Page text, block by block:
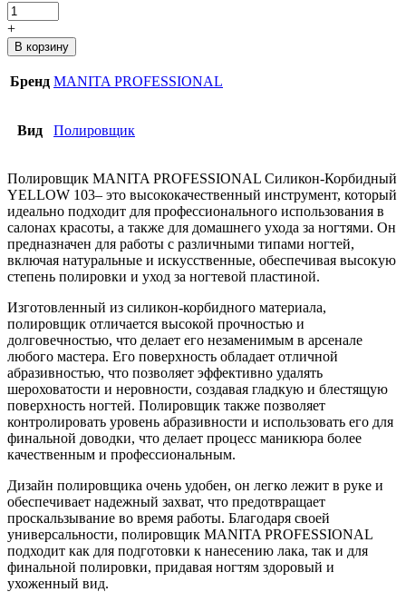
+
В корзину
Бренд MANITA PROFESSIONAL
Вид Полировщик
Полировщик MANITA PROFESSIONAL Силикон-Корбидный
YELLOW 103– это высококачественный инструмент, который
идеально подходит для профессионального использования в
салонах красоты, а также для домашнего ухода за ногтями. Он
предназначен для работы с различными типами ногтей,
включая натуральные и искусственные, обеспечивая высокую
степень полировки и уход за ногтевой пластиной.
Изготовленный из силикон-корбидного материала,
полировщик отличается высокой прочностью и
долговечностью, что делает его незаменимым в арсенале
любого мастера. Его поверхность обладает отличной
абразивностью, что позволяет эффективно удалять
шероховатости и неровности, создавая гладкую и блестящую
поверхность ногтей. Полировщик также позволяет
контролировать уровень абразивности и использовать его для
финальной доводки, что делает процесс маникюра более
качественным и профессиональным.
Дизайн полировщика очень удобен, он легко лежит в руке и
обеспечивает надежный захват, что предотвращает
проскальзывание во время работы. Благодаря своей
универсальности, полировщик MANITA PROFESSIONAL
подходит как для подготовки к нанесению лака, так и для
финальной полировки, придавая ногтям здоровый и
ухоженный вид.